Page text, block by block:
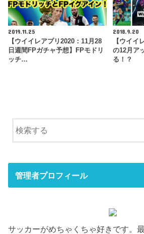
2019.11.25
【ウイイレアプリ2020：11月28
日週間FPガチャ予想】FPモドリ
ッチ…
2018.9.20
【ウイイ
の12月ア
る！？
管理者プロフィール
サッカーがめちゃくちゃ好きです。